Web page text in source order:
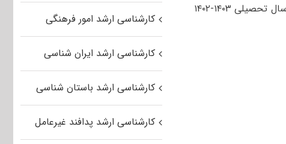
دانشگاه فردوسی مشهد در سال تحصیلی ۱۴۰۳-۱۴۰۲
کارشناسی ارشد امور فرهنگی
کارشناسی ارشد ایران شناسی
کارشناسی ارشد باستان شناسی
کارشناسی ارشد پدافند غیرعامل